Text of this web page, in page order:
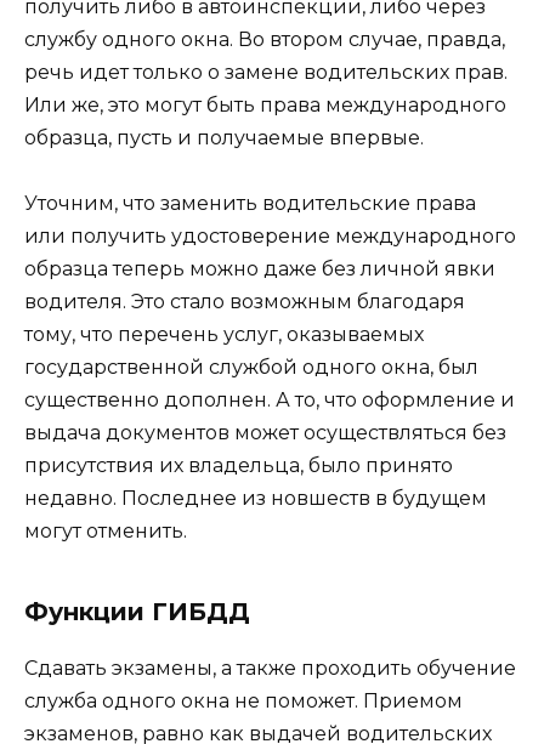
получить либо в автоинспекции, либо через
службу одного окна. Во втором случае, правда,
речь идет только о замене водительских прав.
Или же, это могут быть права международного
образца, пусть и получаемые впервые.
Уточним, что заменить водительские права
или получить удостоверение международного
образца теперь можно даже без личной явки
водителя. Это стало возможным благодаря
тому, что перечень услуг, оказываемых
государственной службой одного окна, был
существенно дополнен. А то, что оформление и
выдача документов может осуществляться без
присутствия их владельца, было принято
недавно. Последнее из новшеств в будущем
могут отменить.
Функции ГИБДД
Сдавать экзамены, а также проходить обучение
служба одного окна не поможет. Приемом
экзаменов, равно как выдачей водительских